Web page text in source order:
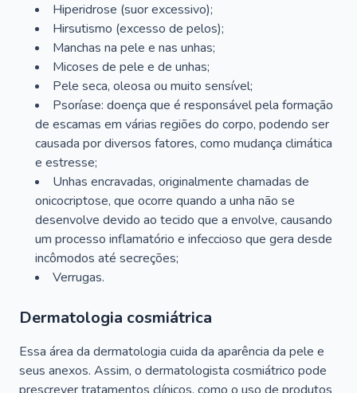
Hiperidrose (suor excessivo);
Hirsutismo (excesso de pelos);
Manchas na pele e nas unhas;
Micoses de pele e de unhas;
Pele seca, oleosa ou muito sensível;
Psoríase: doença que é responsável pela formação
de escamas em várias regiões do corpo, podendo ser
causada por diversos fatores, como mudança climática
e estresse;
Unhas encravadas, originalmente chamadas de
onicocriptose, que ocorre quando a unha não se
desenvolve devido ao tecido que a envolve, causando
um processo inflamatório e infeccioso que gera desde
incômodos até secreções;
Verrugas.
Dermatologia cosmiátrica
Essa área da dermatologia cuida da aparência da pele e
seus anexos. Assim, o dermatologista cosmiátrico pode